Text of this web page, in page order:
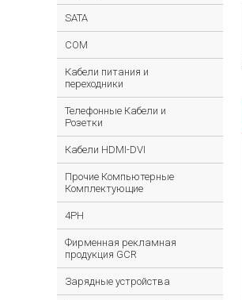
SATA
COM
Кабели питания и
переходники
Телефонные Кабели и
Розетки
Кабели HDMI-DVI
Прочие Компьютерные
Комплектующие
4PH
Фирменная рекламная
продукция GCR
Зарядные устройства